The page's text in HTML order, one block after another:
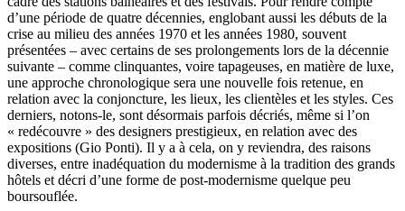
d’une période de quatre décennies, englobant aussi les débuts de la
crise au milieu des années 1970 et les années 1980, souvent
présentées – avec certains de ses prolongements lors de la décennie
suivante – comme clinquantes, voire tapageuses, en matière de luxe,
une approche chronologique sera une nouvelle fois retenue, en
relation avec la conjoncture, les lieux, les clientèles et les styles. Ces
derniers, notons-le, sont désormais parfois décriés, même si l’on
« redécouvre » des designers prestigieux, en relation avec des
expositions (Gio Ponti). Il y a à cela, on y reviendra, des raisons
diverses, entre inadéquation du modernisme à la tradition des grands
hôtels et décri d’une forme de post-modernisme quelque peu
boursouflée.